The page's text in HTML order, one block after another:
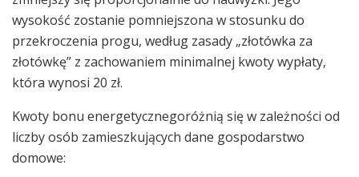
wysokość zostanie pomniejszona w stosunku do
przekroczenia progu, według zasady „złotówka za
złotówkę” z zachowaniem minimalnej kwoty wypłaty,
która wynosi 20 zł.
Kwoty bonu energetycznegoróżnią się w zależności od
liczby osób zamieszkujących dane gospodarstwo
domowe: